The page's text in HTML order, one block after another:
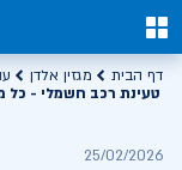
0
דף הבית מגזין אלדן
טעינת רכב חשמלי - כל
25/02/2026